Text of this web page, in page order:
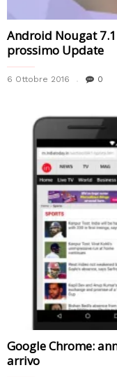
Android Nougat
prossimo Update
6 Ottobre 2016 0
Google Chrome:
arrivo